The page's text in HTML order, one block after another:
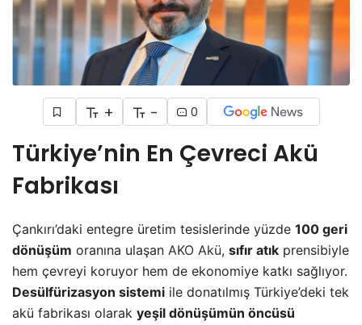
+ - 0
Türkiye’nin En Çevreci Akü
Fabrikası
Çankırı’daki entegre üretim tesislerinde yüzde 100 geri
dönüşüm oranına ulaşan AKO Akü, sıfır atık prensibiyle
hem çevreyi koruyor hem de ekonomiye katkı sağlıyor.
Desülfürizasyon sistemi ile donatılmış Türkiye’deki tek
akü fabrikası olarak yeşil dönüşümün öncüsü